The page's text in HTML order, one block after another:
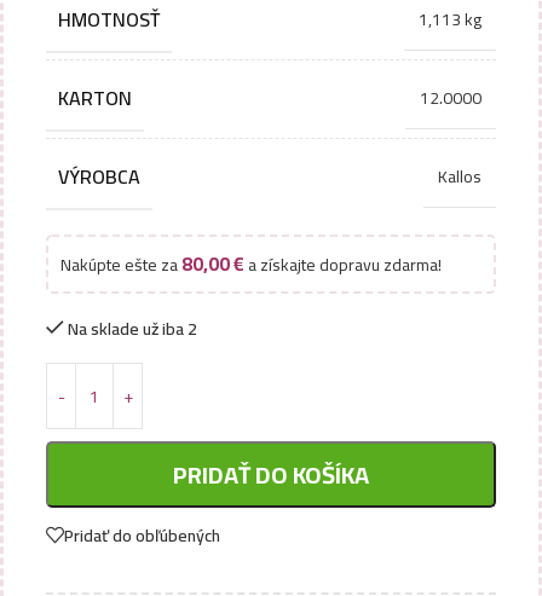
HMOTNOSŤ 1,113 kg
KARTON 12.0000
VÝROBCA Kallos
Nakúpte ešte za80,00€a získajte dopravu zdarma!
Na sklade už iba 2
PRIDAŤ DO KOŠÍKA
Pridať do obľúbených